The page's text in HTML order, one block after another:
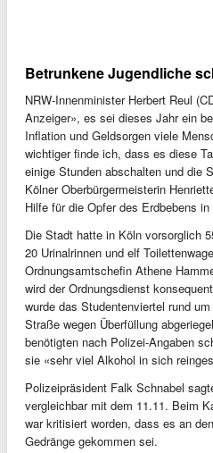
Betrunkene Jugendliche
NRW-Innenminister Herbert Reul
Anzeiger», es sei dieses Jahr ein
Inflation und Geldsorgen viele
wichtiger finde ich, dass es diese
einige Stunden abschalten und die
Kölner Oberbürgermeisterin
Hilfe für die Opfer des Erdbebens
Die Stadt hatte in Köln vorsorglich
20 Urinalrinnen und elf
Ordnungsamtschefin Athene
wird der Ordnungsdienst
wurde das Studentenviertel rund
Straße wegen Überfüllung
benötigten nach Polizei-Angaben
sie «sehr viel Alkohol in sich
Polizeipräsident Falk Schnabel
vergleichbar mit dem 11.11. Beim
war kritisiert worden, dass es an
Gedränge gekommen sei.